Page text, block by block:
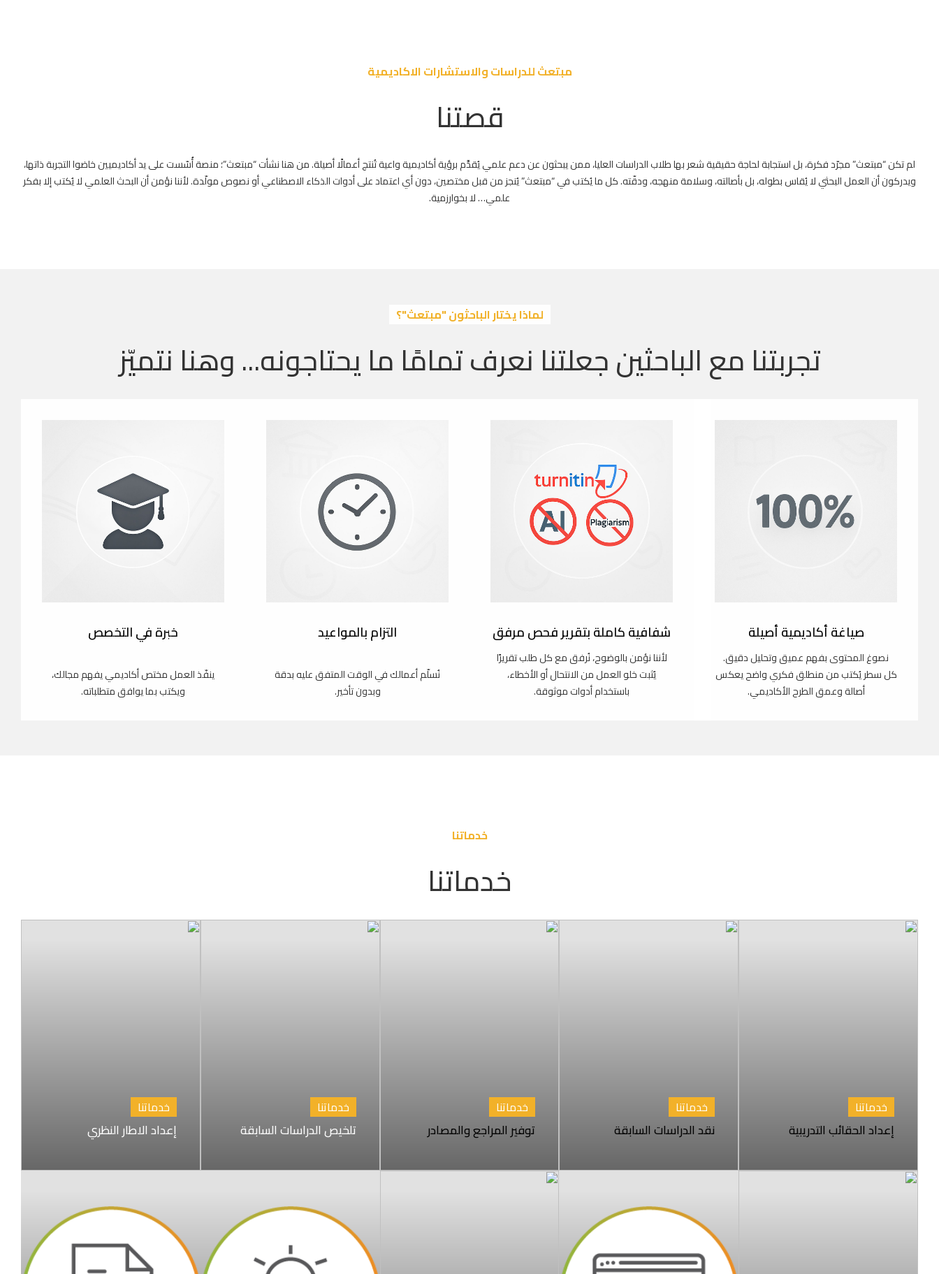
مبتعث للدراسات والاستشارات الاكاديمية
قصتنا
لم تكن “مبتعث” مجرّد فكرة، بل استجابة لحاجة حقيقية شعر بها طلاب الدراسات العليا، ممن يبحثون عن دعم علمي يُقدَّم برؤية أكاديمية واعية تُنتج أعمالًا أصيلة. من هنا نشأت “مبتعث”؛ منصة أُسّست على يد أكاديميين خاضوا التجربة ذاتها،
ويدركون أن العمل البحثي لا يُقاس بطوله، بل بأصالته، وسلامة منهجه، ودقّته. كل ما يُكتب في “مبتعث” يُنجز من قبل مختصين، دون أي اعتماد على أدوات الذكاء الاصطناعي أو نصوص مولّدة. لأننا نؤمن أن البحث العلمي لا يُكتب إلا بفكر
علمي… لا بخوارزمية.
لماذا يختار الباحثون "مبتعث"؟
تجربتنا مع الباحثين جعلتنا نعرف تمامًا ما يحتاجونه... وهنا نتميّز
صياغة أكاديمية أصيلة
نصوغ المحتوى بفهم عميق وتحليل دقيق.
كل سطر يُكتب من منطلق فكري واضح يعكس
أصالة وعمق الطرح الأكاديمي.
شفافية كاملة بتقرير فحص مرفق
لأننا نؤمن بالوضوح، نُرفق مع كل طلب تقريرًا
يُثبت خلو العمل من الانتحال أو الأخطاء،
باستخدام أدوات موثوقة.
التزام بالمواعيد
نُسلّم أعمالك في الوقت المتفق عليه بدقة
وبدون تأخير.
خبرة في التخصص
ينفّذ العمل مختص أكاديمي يفهم مجالك،
ويكتب بما يوافق متطلباته.
خدماتنا
خدماتنا
خدماتنا
إعداد الحقائب التدريبية
خدماتنا
نقد الدراسات السابقة
خدماتنا
توفير المراجع والمصادر
خدماتنا
تلخيص الدراسات السابقة
خدماتنا
إعداد الاطار النظري